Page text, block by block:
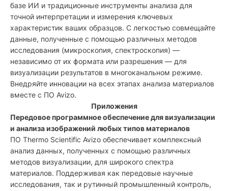
базе ИИ и традиционные инструменты анализа для
точной интерпретации и измерения ключевых
характеристик ваших образцов. С легкостью совмещайте
данные, полученные с помощью различных методов
исследования (микроскопия, спектроскопия) —
независимо от их формата или разрешения — для
визуализации результатов в многоканальном режиме.
Внедряйте инновации на всех этапах анализа материалов
вместе с ПО Avizo.
Приложения
Передовое программное обеспечение для визуализации
и анализа изображений любых типов материалов
ПО Thermo Scientific Avizo обеспечивает комплексный
анализ данных, полученных с помощью различных
методов визуализации, для широкого спектра
материалов. Поддерживая как передовые научные
исследования, так и рутинный промышленный контроль,